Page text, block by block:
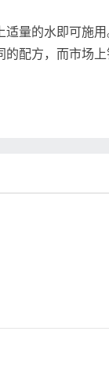
的水即可施用
配方，而市场上